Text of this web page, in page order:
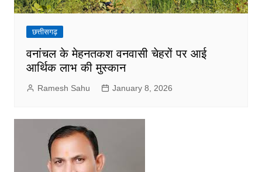
छत्तीसगढ़
वनांचल के मेहनतकश वनवासी चेहरों पर आई
आर्थिक लाभ की मुस्कान
Ramesh Sahu January 8, 2026